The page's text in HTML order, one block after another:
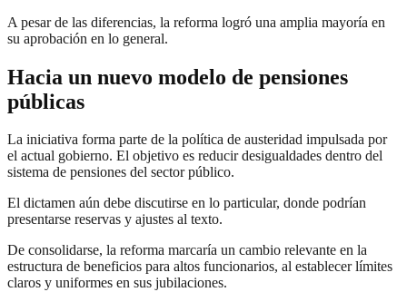
A pesar de las diferencias, la reforma logró una amplia mayoría en
su aprobación en lo general.
Hacia un nuevo modelo de pensiones
públicas
La iniciativa forma parte de la política de austeridad impulsada por
el actual gobierno. El objetivo es reducir desigualdades dentro del
sistema de pensiones del sector público.
El dictamen aún debe discutirse en lo particular, donde podrían
presentarse reservas y ajustes al texto.
De consolidarse, la reforma marcaría un cambio relevante en la
estructura de beneficios para altos funcionarios, al establecer límites
claros y uniformes en sus jubilaciones.